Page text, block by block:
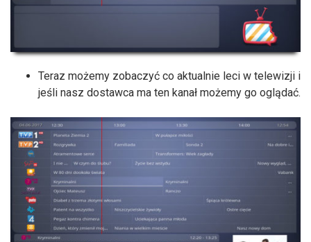
Teraz możemy zobaczyć co aktualnie leci w telewizji i
jeśli nasz dostawca ma ten kanał możemy go oglądać.